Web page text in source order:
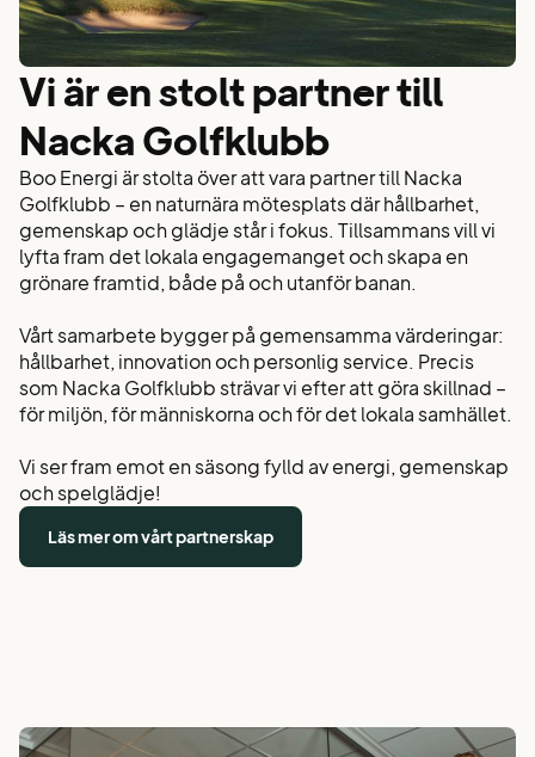
Vi är en stolt partner till
Nacka Golfklubb
Boo Energi är stolta över att vara partner till Nacka
Golfklubb – en naturnära mötesplats där hållbarhet,
gemenskap och glädje står i fokus. Tillsammans vill vi
lyfta fram det lokala engagemanget och skapa en
grönare framtid, både på och utanför banan.
Vårt samarbete bygger på gemensamma värderingar:
hållbarhet, innovation och personlig service. Precis
som Nacka Golfklubb strävar vi efter att göra skillnad –
för miljön, för människorna och för det lokala samhället.
Vi ser fram emot en säsong fylld av energi, gemenskap
och spelglädje!
Läs mer om vårt partnerskap